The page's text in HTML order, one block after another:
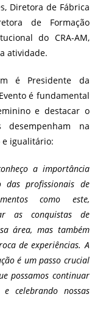
Diretora de Fábrica
de Formação
do CRA-AM,
atividade.
é Presidente da
é fundamental
e destacar o
na
e igualitário:
a importância
das profissionais de
como este,
as conquistas de
área, mas também
de experiências. A
é um passo crucial
possamos continuar
celebrando nossas